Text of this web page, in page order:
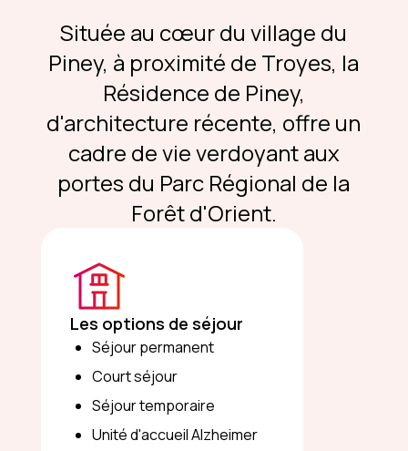
Située au cœur du village du
Piney, à proximité de Troyes, la
Résidence de Piney,
d'architecture récente, offre un
cadre de vie verdoyant aux
portes du Parc Régional de la
Forêt d'Orient.
Les options de séjour
Séjour permanent
Court séjour
Séjour temporaire
Unité d'accueil Alzheimer